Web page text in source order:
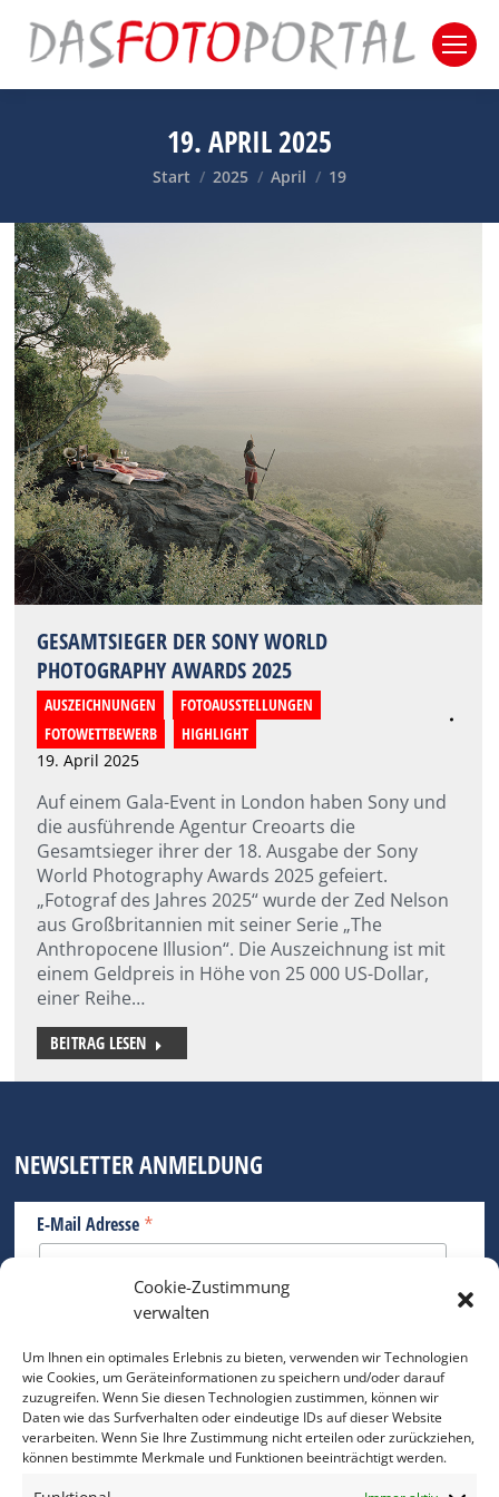
Cookie-Zustimmung
verwalten
Um Ihnen ein optimales Erlebnis zu bieten, verwenden wir Technologien
wie Cookies, um Geräteinformationen zu speichern und/oder darauf
zuzugreifen. Wenn Sie diesen Technologien zustimmen, können wir
Daten wie das Surfverhalten oder eindeutige IDs auf dieser Website
verarbeiten. Wenn Sie Ihre Zustimmung nicht erteilen oder zurückziehen,
können bestimmte Merkmale und Funktionen beeinträchtigt werden.
19. APRIL 2025
Sie befinden sich hier:
Start 2025 April 19
GESAMTSIEGER DER SONY WORLD
PHOTOGRAPHY AWARDS 2025
AUSZEICHNUNGEN FOTOAUSSTELLUNGEN
FOTOWETTBEWERB
HIGHLIGHT
19. April 2025
Auf einem Gala-Event in London haben Sony und
die ausführende Agentur Creoarts die
Gesamtsieger ihrer der 18. Ausgabe der Sony
World Photography Awards 2025 gefeiert.
„Fotograf des Jahres 2025“ wurde der Zed Nelson
aus Großbritannien mit seiner Serie „The
Anthropocene Illusion“. Die Auszeichnung ist mit
einem Geldpreis in Höhe von 25 000 US-Dollar,
einer Reihe…
BEITRAG LESEN
NEWSLETTER ANMELDUNG
E-Mail Adresse *
Bitte geben Sie Ihre E-Mail Adresse ein.
*